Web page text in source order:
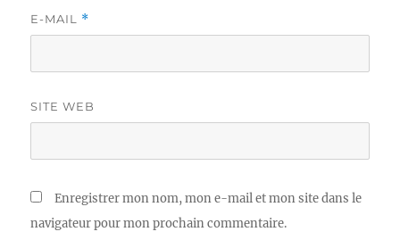
E-MAIL *
SITE WEB
Enregistrer mon nom, mon e-mail et mon site dans le
navigateur pour mon prochain commentaire.